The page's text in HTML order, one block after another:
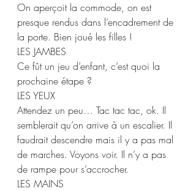
On aperçoit la commode, on est
presque rendus dans l’encadrement de
la porte. Bien joué les filles !
LES JAMBES
Ce fût un jeu d’enfant, c’est quoi la
prochaine étape ?
LES YEUX
Attendez un peu… Tac tac tac, ok. Il
semblerait qu’on arrive à un escalier. Il
faudrait descendre mais il y a pas mal
de marches. Voyons voir. Il n’y a pas
de rampe pour s’accrocher.
LES MAINS